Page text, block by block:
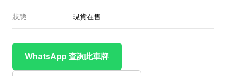
狀態 現貨在售
WhatsApp 查詢此車牌